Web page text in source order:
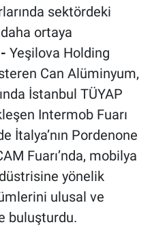
sektördeki
ortaya
Yeşilova Holding
Can Alüminyum,
İstanbul TÜYAP
Intermob Fuarı
İtalya’nın Pordenone
Fuarı’nda, mobilya
yönelik
ulusal ve
buluşturdu.